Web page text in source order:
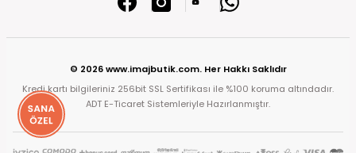
© 2026 www.imajbutik.com. Her Hakkı Saklıdır
Kredi kartı bilgileriniz 256bit SSL Sertifikası ile %100 koruma altındadır.
ADT E-Ticaret Sistemleriyle Hazırlanmıştır.